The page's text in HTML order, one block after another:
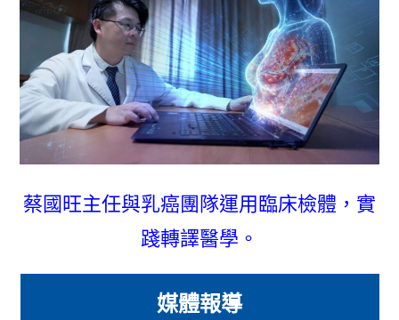
蔡國旺主任與乳癌團隊運用臨床檢體，實
踐轉譯醫學。
媒體報導